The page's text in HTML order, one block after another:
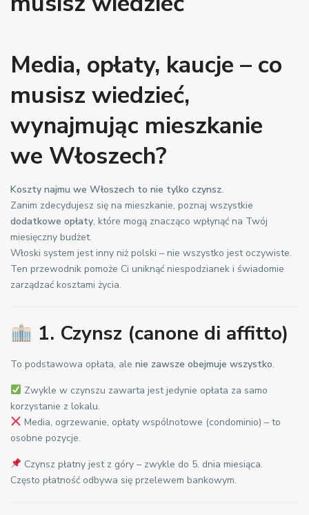
Media, opłaty, kaucje – co
musisz wiedzieć,
wynajmując mieszkanie
we Włoszech?
Koszty najmu we Włoszech to nie tylko czynsz.
Zanim zdecydujesz się na mieszkanie, poznaj wszystkie
dodatkowe opłaty, które mogą znacząco wpłynąć na Twój
miesięczny budżet.
Włoski system jest inny niż polski – nie wszystko jest oczywiste.
Ten przewodnik pomoże Ci uniknąć niespodzianek i świadomie
zarządzać kosztami życia.
1. Czynsz (canone di affitto)
To podstawowa opłata, ale nie zawsze obejmuje wszystko.
Zwykle w czynszu zawarta jest jedynie opłata za samo
korzystanie z lokalu.
Media, ogrzewanie, opłaty wspólnotowe (condominio) – to
osobne pozycje.
Czynsz płatny jest z góry – zwykle do 5. dnia miesiąca.
Często płatność odbywa się przelewem bankowym.